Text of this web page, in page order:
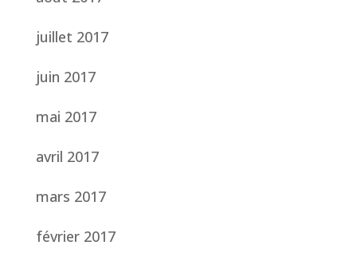
juillet 2017
juin 2017
mai 2017
avril 2017
mars 2017
février 2017